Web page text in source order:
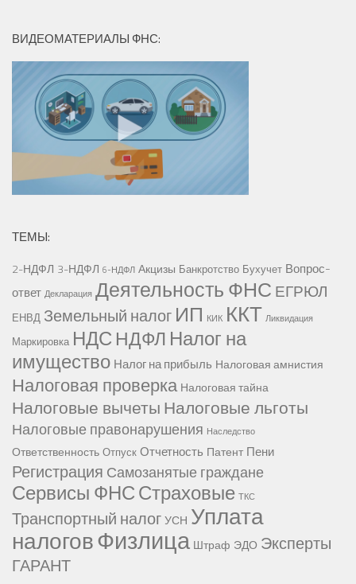
ВИДЕОМАТЕРИАЛЫ ФНС:
ТЕМЫ:
2-НДФЛ 3-НДФЛ 6-НДФЛ Акцизы Банкротство Бухучет Вопрос-
ответ Декларация Деятельность ФНС ЕГРЮЛ
ЕНВД Земельный налог ИП КИК ККТ Ликвидация
Маркировка НДС НДФЛ Налог на
имущество Налог на прибыль Налоговая амнистия
Налоговая проверка Налоговая тайна
Налоговые вычетыНалоговые льготы
Налоговые правонарушения Наследство
Ответственность Отпуск Отчетность Патент Пени
Регистрация Самозанятые граждане
Сервисы ФНССтраховые ТКС
Транспортный налогУСН Уплата
налоговФизлица Штраф ЭДО Эксперты
ГАРАНТ